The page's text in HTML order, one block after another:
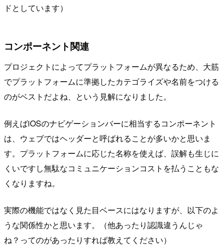
ドとしています）
コンポーネント関連
プロジェクトによってプラットフォームが異なるため、大筋
でプラットフォームに準拠したカテゴライズや名前をつける
のがベストだよね、という見解になりました。
例えばiOSのナビゲーションバーに相当するコンポーネント
は、ウェブではヘッダーと呼ばれることが多いかと思いま
す。プラットフォームに応じた名称を使えば、誤解も生じに
くいですし無駄なコミュニケーションコストを払うこともな
くなりますね。
実際の機能ではなく見た目ベースにはなりますが、以下のよ
うな関係性かと思います。（他あったり認識違うんじゃ
ね？ってのがあったりすれば教えてください）